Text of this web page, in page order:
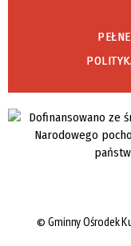
© Gminny Ośrodek